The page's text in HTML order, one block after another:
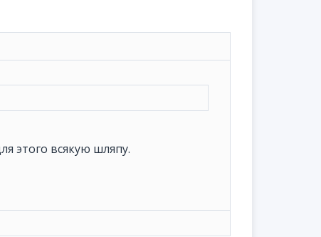
этого всякую шляпу.